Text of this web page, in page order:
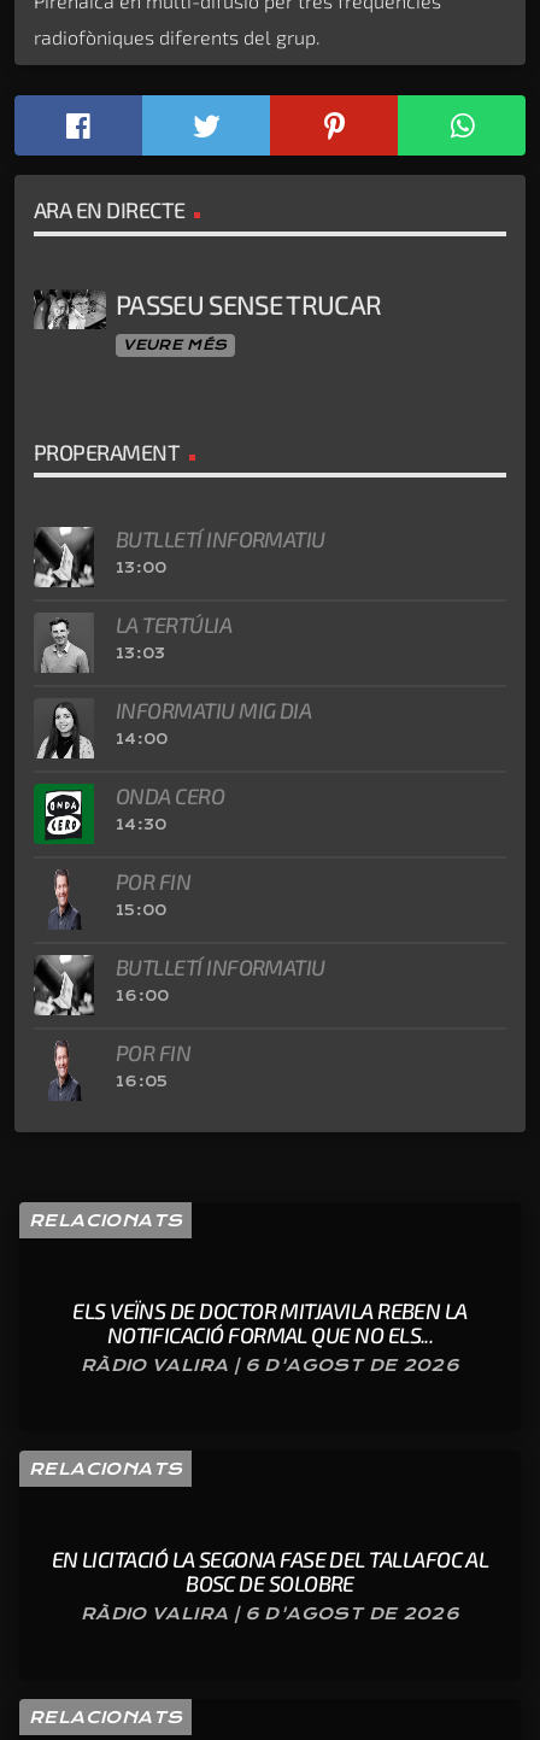
radiofòniques diferents del grup.
ARA EN DIRECTE
PASSEU SENSE TRUCAR
VEURE MÉS
PROPERAMENT
BUTLLETÍ INFORMATIU
13:00
LA TERTÚLIA
13:03
INFORMATIU MIG DIA
14:00
ONDA CERO
14:30
POR FIN
15:00
BUTLLETÍ INFORMATIU
16:00
POR FIN
16:05
RELACIONATS
ELS VEÏNS DE DOCTOR MITJAVILA REBEN LA
NOTIFICACIÓ FORMAL QUE NO ELS...
RÀDIO VALIRA | 6 D'AGOST DE 2026
RELACIONATS
EN LICITACIÓ LA SEGONA FASE DEL TALLAFOC AL
BOSC DE SOLOBRE
RÀDIO VALIRA | 6 D'AGOST DE 2026
RELACIONATS